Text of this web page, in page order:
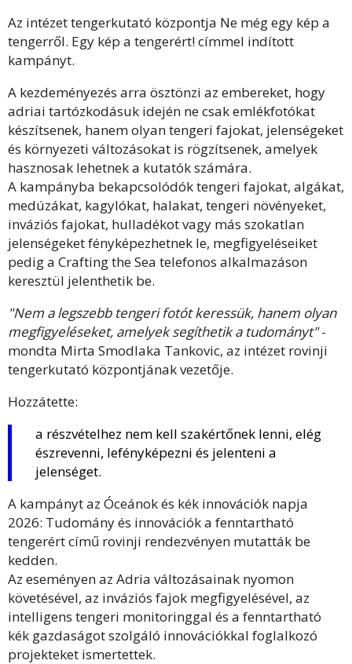
Az intézet tengerkutató központja Ne még egy kép a
tengerről. Egy kép a tengerért! címmel indított
kampányt.
A kezdeményezés arra ösztönzi az embereket, hogy
adriai tartózkodásuk idején ne csak emlékfotókat
készítsenek, hanem olyan tengeri fajokat, jelenségeket
és környezeti változásokat is rögzítsenek, amelyek
hasznosak lehetnek a kutatók számára.
A kampányba bekapcsolódók tengeri fajokat, algákat,
medúzákat, kagylókat, halakat, tengeri növényeket,
inváziós fajokat, hulladékot vagy más szokatlan
jelenségeket fényképezhetnek le, megfigyeléseiket
pedig a Crafting the Sea telefonos alkalmazáson
keresztül jelenthetik be.
"Nem a legszebb tengeri fotót keressük, hanem olyan
megfigyeléseket, amelyek segíthetik a tudományt"-
mondta Mirta Smodlaka Tankovic, az intézet rovinji
tengerkutató központjának vezetője.
Hozzátette:
a részvételhez nem kell szakértőnek lenni, elég
észrevenni, lefényképezni és jelenteni a
jelenséget.
A kampányt az Óceánok és kék innovációk napja
2026: Tudomány és innovációk a fenntartható
tengerért című rovinji rendezvényen mutatták be
kedden.
Az eseményen az Adria változásainak nyomon
követésével, az inváziós fajok megfigyelésével, az
intelligens tengeri monitoringgal és a fenntartható
kék gazdaságot szolgáló innovációkkal foglalkozó
projekteket ismertettek.